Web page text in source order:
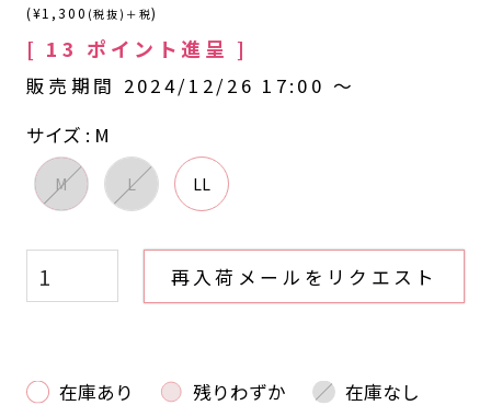
(¥1,300 (税抜)＋税)
[ 13 ポイント進呈 ]
販売期間 2024/12/26 17:00 〜
サイズ
M
M L LL
再入荷メールをリクエスト
在庫あり 残りわずか 在庫なし